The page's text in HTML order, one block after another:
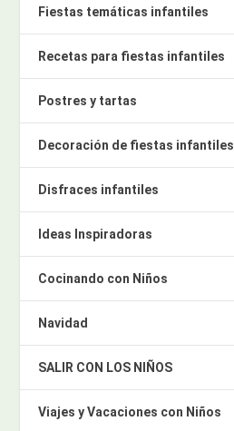
Fiestas temáticas infantiles
Recetas para fiestas infantiles
Postres y tartas
Decoración de fiestas infantiles
Disfraces infantiles
Ideas Inspiradoras
Cocinando con Niños
Navidad
SALIR CON LOS NIÑOS
Viajes y Vacaciones con Niños